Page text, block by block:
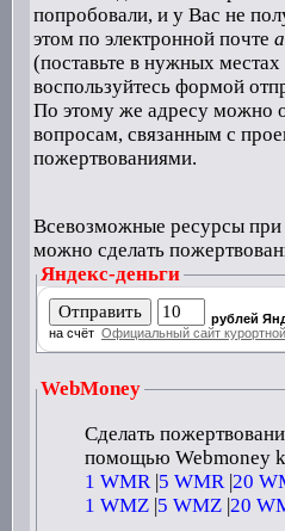
попробовали, и у Вас не
этом по электронной почте
(поставьте в нужных
воспользуйтесь формой
По этому же адресу можно
вопросам, связанным с
пожертвованиями.
Всевозможные ресурсы
можно сделать
Яндекс-деньги
рублей
на счёт Официальный сайт
WebMoney
Сделать
помощью Webmoney
1 WMR |5 WMR |20
1 WMZ|5 WMZ|20